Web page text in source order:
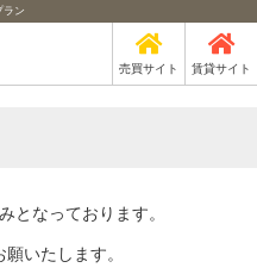
ラン
売買サイト 賃貸サイト
となっております。
いたします。